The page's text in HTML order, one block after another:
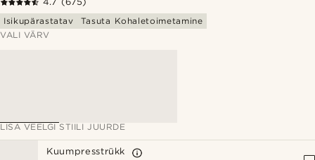
Isikupärastatav
Tasuta Kohaletoimetamine
VALI VÄRV
LISA VEELGI STIILI JUURDE
Kuumpresstrükk